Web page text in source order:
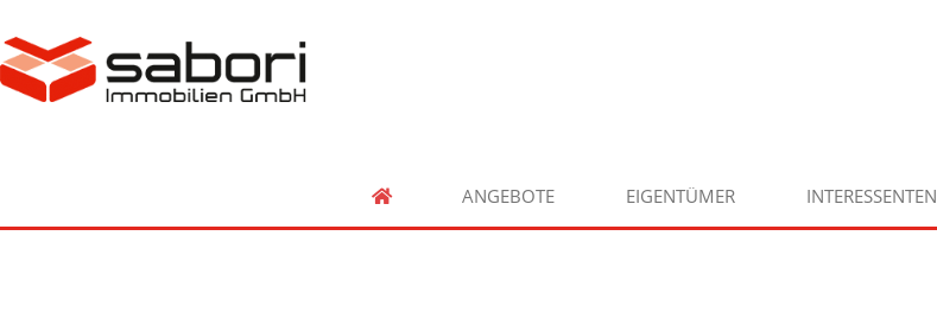
ANGEBOTE EIGENTÜMER INTERESSENTEN